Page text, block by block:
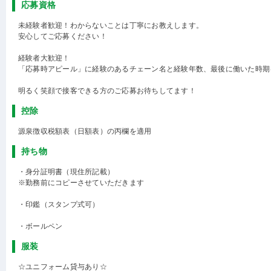
応募資格
未経験者歓迎！わからないことは丁寧にお教えします。
安心してご応募ください！
経験者大歓迎！
「応募時アピール」に経験のあるチェーン名と経験年数、最後に働いた時
明るく笑顔で接客できる方のご応募お待ちしてます！
控除
源泉徴収税額表（日額表）の丙欄を適用
持ち物
・身分証明書（現住所記載）
※勤務前にコピーさせていただきます
・印鑑（スタンプ式可）
・ボールペン
服装
☆ユニフォーム貸与あり☆